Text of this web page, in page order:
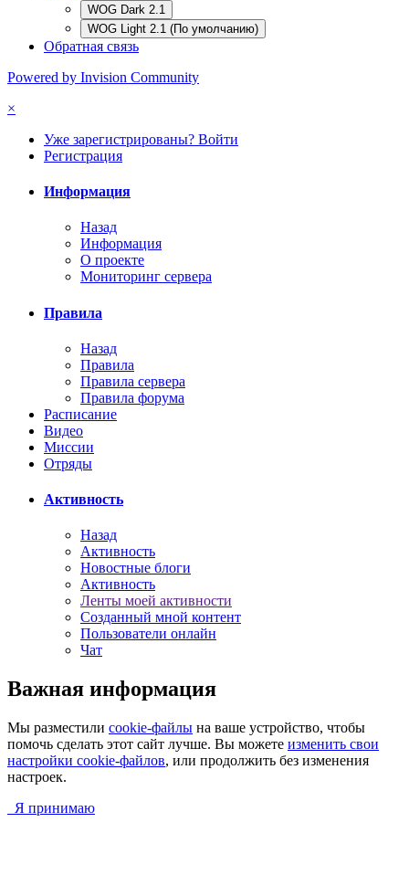
WOG Dark 2.1
WOG Light 2.1 (По умолчанию)
Обратная связь
Powered by Invision Community
×
Уже зарегистрированы? Войти
Регистрация
Информация
Назад
Информация
О проекте
Мониторинг сервера
Правила
Назад
Правила
Правила сервера
Правила форума
Расписание
Видео
Миссии
Отряды
Активность
Назад
Активность
Новостные блоги
Активность
Ленты моей активности
Созданный мной контент
Пользователи онлайн
Чат
Важная информация
Мы разместили cookie-файлы на ваше устройство, чтобы
помочь сделать этот сайт лучше. Вы можете изменить свои
настройки cookie-файлов, или продолжить без изменения
настроек.
Я принимаю